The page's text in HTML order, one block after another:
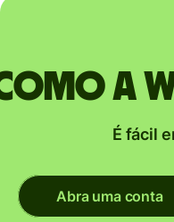
a
É fácil
Abra uma conta